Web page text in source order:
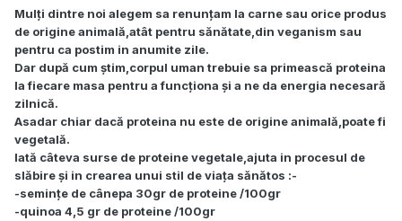
Mulți dintre noi alegem sa renunțam la carne sau orice produs
de origine animală,atât pentru sănătate,din veganism sau
pentru ca postim in anumite zile.
Dar după cum știm,corpul uman trebuie sa primească proteina
la fiecare masa pentru a funcționa și a ne da energia necesară
zilnică.
Asadar chiar dacă proteina nu este de origine animală,poate fi
vegetală.
Iată câteva surse de proteine vegetale,ajuta in procesul de
slăbire și in crearea unui stil de viața sănătos :-
-semințe de cânepa 30gr de proteine /100gr
-quinoa 4,5 gr de proteine /100gr